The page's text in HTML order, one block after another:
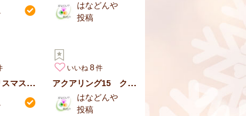
はなどんや
投稿
シックなクリスマスリース
いいね 8
アクアリング15 クリスマスリースアレンジ
はなどんや
投稿